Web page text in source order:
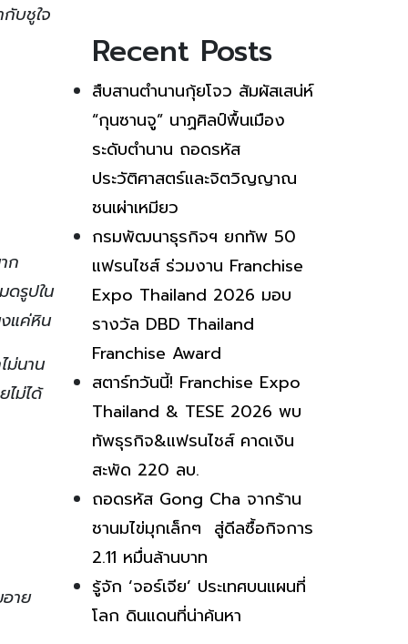
บชูใจ
ก
ดรูปใน
แค่หิน
ม่นาน
ไม่ได้
าย
Recent Posts
สืบสานตำนานกุ้ยโจว สัมผัสเสน่ห์
“กุนซานจู” นาฏศิลป์พื้นเมือง
ระดับตำนาน ถอดรหัส
ประวัติศาสตร์และจิตวิญญาณ
ชนเผ่าเหมียว
กรมพัฒนาธุรกิจฯ ยกทัพ 50
แฟรนไชส์ ร่วมงาน Franchise
Expo Thailand 2026 มอบ
รางวัล DBD Thailand
Franchise Award
สตาร์ทวันนี้! Franchise Expo
Thailand & TESE 2026 พบ
ทัพธุรกิจ&แฟรนไชส์ คาดเงิน
สะพัด 220 ลบ.
ถอดรหัส Gong Cha จากร้าน
ชานมไข่มุกเล็กๆ สู่ดีลซื้อกิจการ
2.11 หมื่นล้านบาท
รู้จัก ‘จอร์เจีย’ ประเทศบนแผนที่
โลก ดินแดนที่น่าค้นหา